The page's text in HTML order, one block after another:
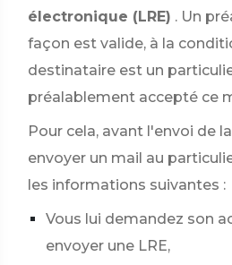
électronique (LRE) . Un
façon est valide, à la
destinataire est un
préalablement accepté ce
Pour cela, avant l'envoi de
envoyer un mail au
les informations suivantes :
Vous lui demandez son
envoyer une LRE,